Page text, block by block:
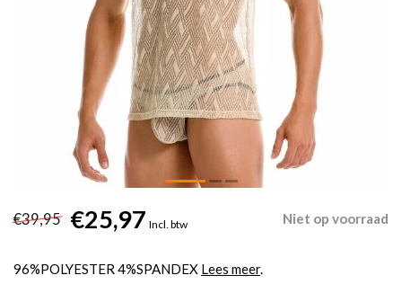
€39,95 €25,97 Incl. btw Niet op voorraad
96%POLYESTER 4%SPANDEX Lees meer.